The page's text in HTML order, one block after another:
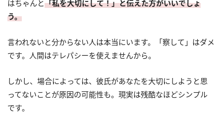
はちゃんと「私を大切にして！」と伝えた方がいいでしょ
う。
言われないと分からない人は本当にいます。「察して」はダメ
です。人間はテレパシーを使えませんから。
しかし、場合によっては、彼氏があなたを大切にしようと思
ってないことが原因の可能性も。現実は残酷なほどシンプル
です。